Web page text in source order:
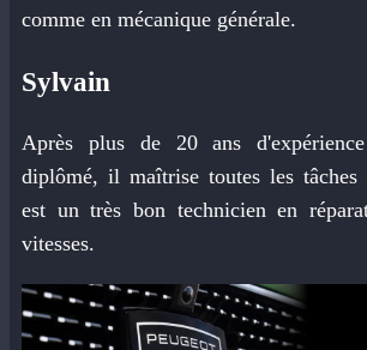
comme en mécanique générale.
Sylvain
Après plus de 20 ans
diplômé, il maîtrise toutes les tâches
est un très bon technicien en
vitesses.